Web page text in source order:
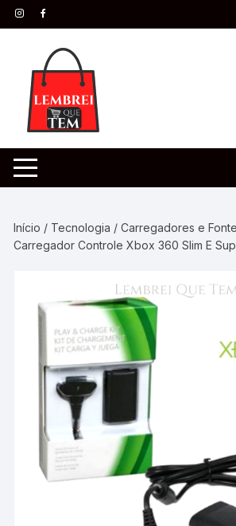
Início / Tecnologia /Carregadores e
Carregador Controle Xbox 360 Slim E